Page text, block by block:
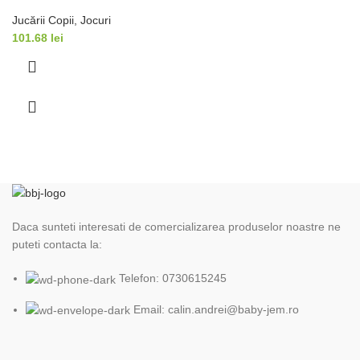
Jucării Copii Jocuri
101.68 lei
Daca sunteti interesati de comercializarea produselor noastre ne
puteti contacta la:
Telefon: 0730615245
Email: calin.andrei@baby-jem.ro